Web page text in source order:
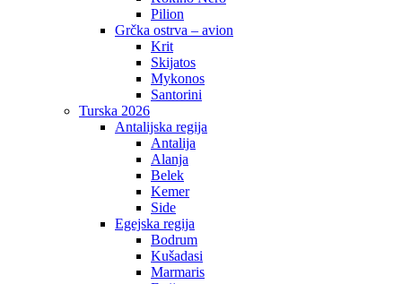
Pilion
Grčka ostrva – avion
Krit
Skijatos
Mykonos
Santorini
Turska 2026
Antalijska regija
Antalija
Alanja
Belek
Kemer
Side
Egejska regija
Bodrum
Kušadasi
Marmaris